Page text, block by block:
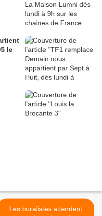
le
Les buralistes attendent